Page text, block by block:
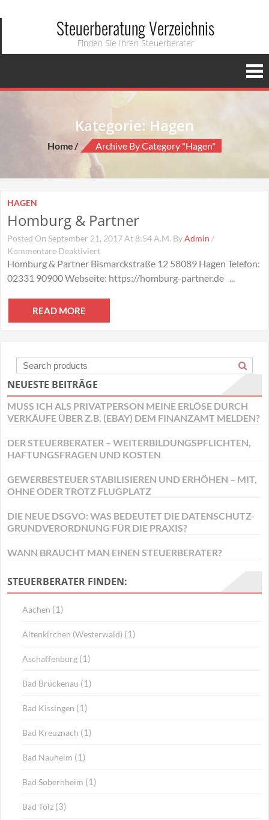
Steuerberatung Verzeichnis
Finden Sie Ihren Steuerberater
Kategorie: Hagen
Home Archive By Category "Hagen"
HAGEN
Homburg & Partner
Posted On September 21, 2017 At 8:54 A.m. ByAdmin /
Kommentare DeaktiviertFür
Homburg
Partner
Homburg & Partner Bismarckstraße 12 58089 Hagen Telefon:
02331 90900 Webseite: https://homburg-partner.de ...
READ MORE
NEUESTE BEITRÄGE
MUSS ICH ALS PRIVATPERSON MEINE ERLÖSE DURCH
VERKÄUFE ÜBER Z.B. (EBAY) DEM FINANZAMT MELDEN?
DER STEUERBERATER – WEITERBILDUNGSPFLICHTEN,
HAFTUNGSFRAGEN UND KOSTEN
GEWERBESTEUER STABILISIEREN UND ERHÖHEN – MIT,
OHNE ODER TROTZ FLUGPLATZ
DIE NEUE DSGVO: WAS BEDEUTET DIE DATENSCHUTZ-
GRUNDVERORDNUNG FÜR DIE PRAXIS?
WANN BRAUCHT MAN EINEN STEUERBERATER?
STEUERBERATER FINDEN:
Aachen (1)
Altenkirchen (Westerwald) (1)
Aschaffenburg (1)
Bad Brückenau (1)
Bad Kissingen (1)
Bad Kreuznach (1)
Bad Nauheim (1)
Bad Sobernheim (1)
Bad Tölz (3)